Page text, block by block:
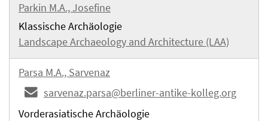
Parkin M.A., Josefine
Klassische Archäologie
Landscape Archaeology and Architecture (LAA)
Parsa M.A., Sarvenaz
sarvenaz.parsa@berliner-antike-kolleg.org
Vorderasiatische Archäologie